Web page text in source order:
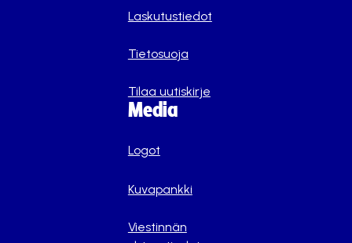
Laskutustiedot
Tietosuoja
Tilaa uutiskirje
Media
Logot
Kuvapankki
Viestinnän